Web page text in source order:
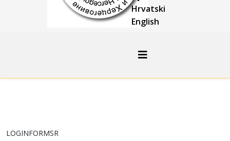
Hrvatski
English
LOGINFORMSR